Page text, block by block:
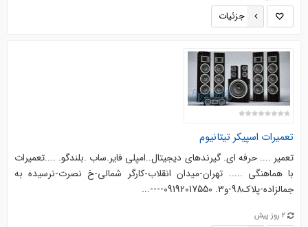
جزئیات
تعمیرات اسپیکر تیتانیوم
تعمیر .... حرفه ای. گیرندهای دیجیتال..امپلی فایر.ساب .بلندگو. ....‌‌تعمیرات
با هماهنگی ..... تهران-میدان انقلاب-کارگر شمالی-خ نصرت-نرسیده به
جمالزاده-پلاک98-و3. 09192017550----...
2 روز پیش